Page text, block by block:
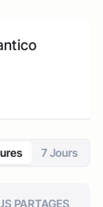
7 Jours
PARTAGES